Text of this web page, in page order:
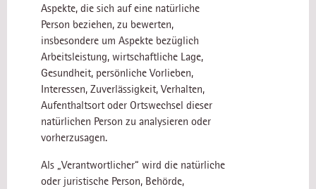
Aspekte, die sich auf eine natürliche
Person beziehen, zu bewerten,
insbesondere um Aspekte bezüglich
Arbeitsleistung, wirtschaftliche Lage,
Gesundheit, persönliche Vorlieben,
Interessen, Zuverlässigkeit, Verhalten,
Aufenthaltsort oder Ortswechsel dieser
natürlichen Person zu analysieren oder
vorherzusagen.
Als „Verantwortlicher“ wird die natürliche
oder juristische Person, Behörde,